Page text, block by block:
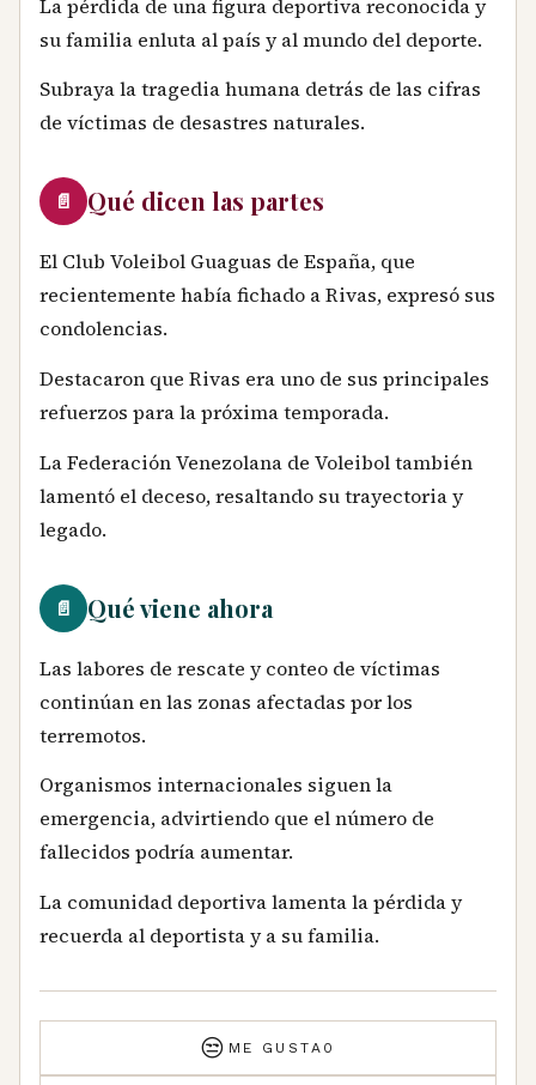
La pérdida de una figura deportiva reconocida y
su familia enluta al país y al mundo del deporte.
Subraya la tragedia humana detrás de las cifras
de víctimas de desastres naturales.
📄 Qué dicen las partes
El Club Voleibol Guaguas de España, que
recientemente había fichado a Rivas, expresó sus
condolencias.
Destacaron que Rivas era uno de sus principales
refuerzos para la próxima temporada.
La Federación Venezolana de Voleibol también
lamentó el deceso, resaltando su trayectoria y
legado.
📄 Qué viene ahora
Las labores de rescate y conteo de víctimas
continúan en las zonas afectadas por los
terremotos.
Organismos internacionales siguen la
emergencia, advirtiendo que el número de
fallecidos podría aumentar.
La comunidad deportiva lamenta la pérdida y
recuerda al deportista y a su familia.
😒 ME GUSTA 0